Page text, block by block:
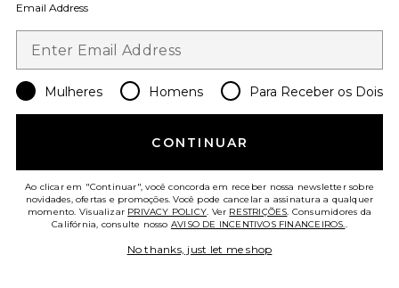
Flat Brush
Emi Jay
Favorite Mini Cloud Clip
Email Address
Mulheres Homens Para Receber os Dois
CONTINUAR
Ao clicar em "Continuar", você concorda em receber nossa newsletter sobre
novidades, ofertas e promoções. Você pode cancelar a assinatura a qualquer
momento. Visualizar PRIVACY POLICY. Ver RESTRIÇÕES. Consumidores da
Califórnia, consulte nosso AVISO DE INCENTIVOS FINANCEIROS..
No thanks, just let me shop